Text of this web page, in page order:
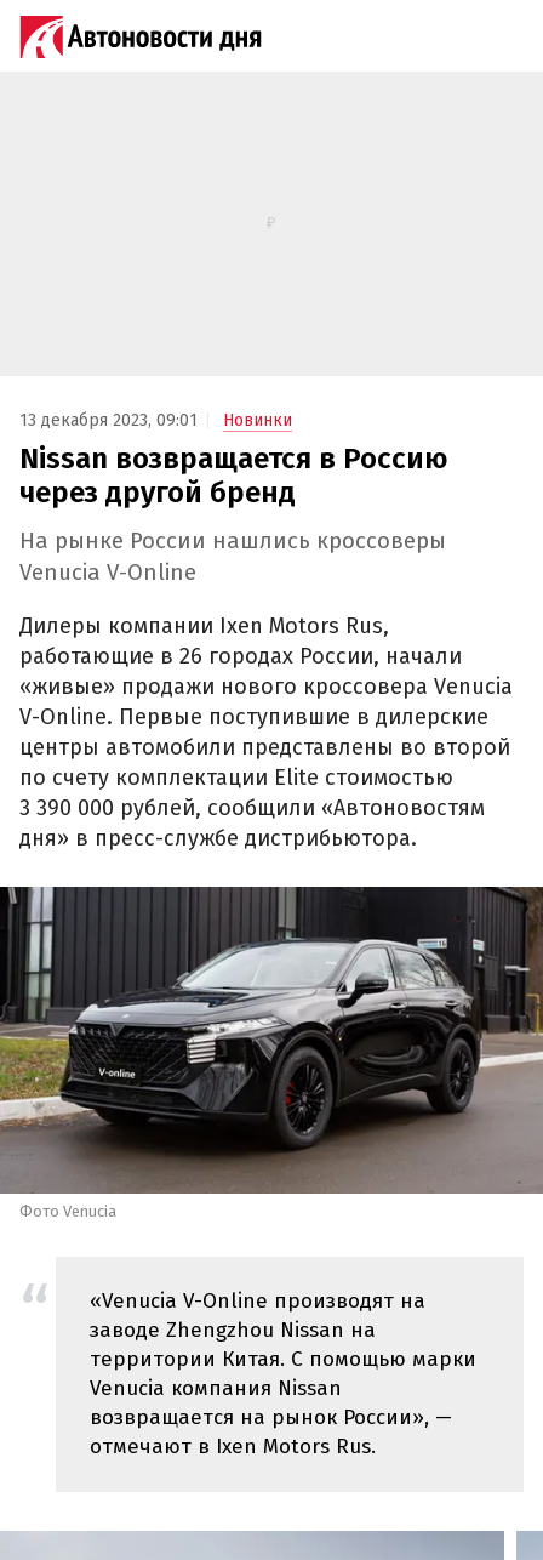
13 декабря 2023, 09:01 Новинки
Nissan возвращается в Россию
через другой бренд
На рынке России нашлись кроссоверы
Venucia V-Online
Дилеры компании Ixen Motors Rus,
работающие в 26 городах России, начали
«живые» продажи нового кроссовера Venucia
V-Online. Первые поступившие в дилерские
центры автомобили представлены во второй
по счету комплектации Elite стоимостью
3 390 000 рублей, сообщили «Автоновостям
дня» в пресс-службе дистрибьютора.
Фото Venucia
«Venucia V-Online производят на
заводе Zhengzhou Nissan на
территории Китая. С помощью марки
Venucia компания Nissan
возвращается на рынок России», —
отмечают в Ixen Motors Rus.